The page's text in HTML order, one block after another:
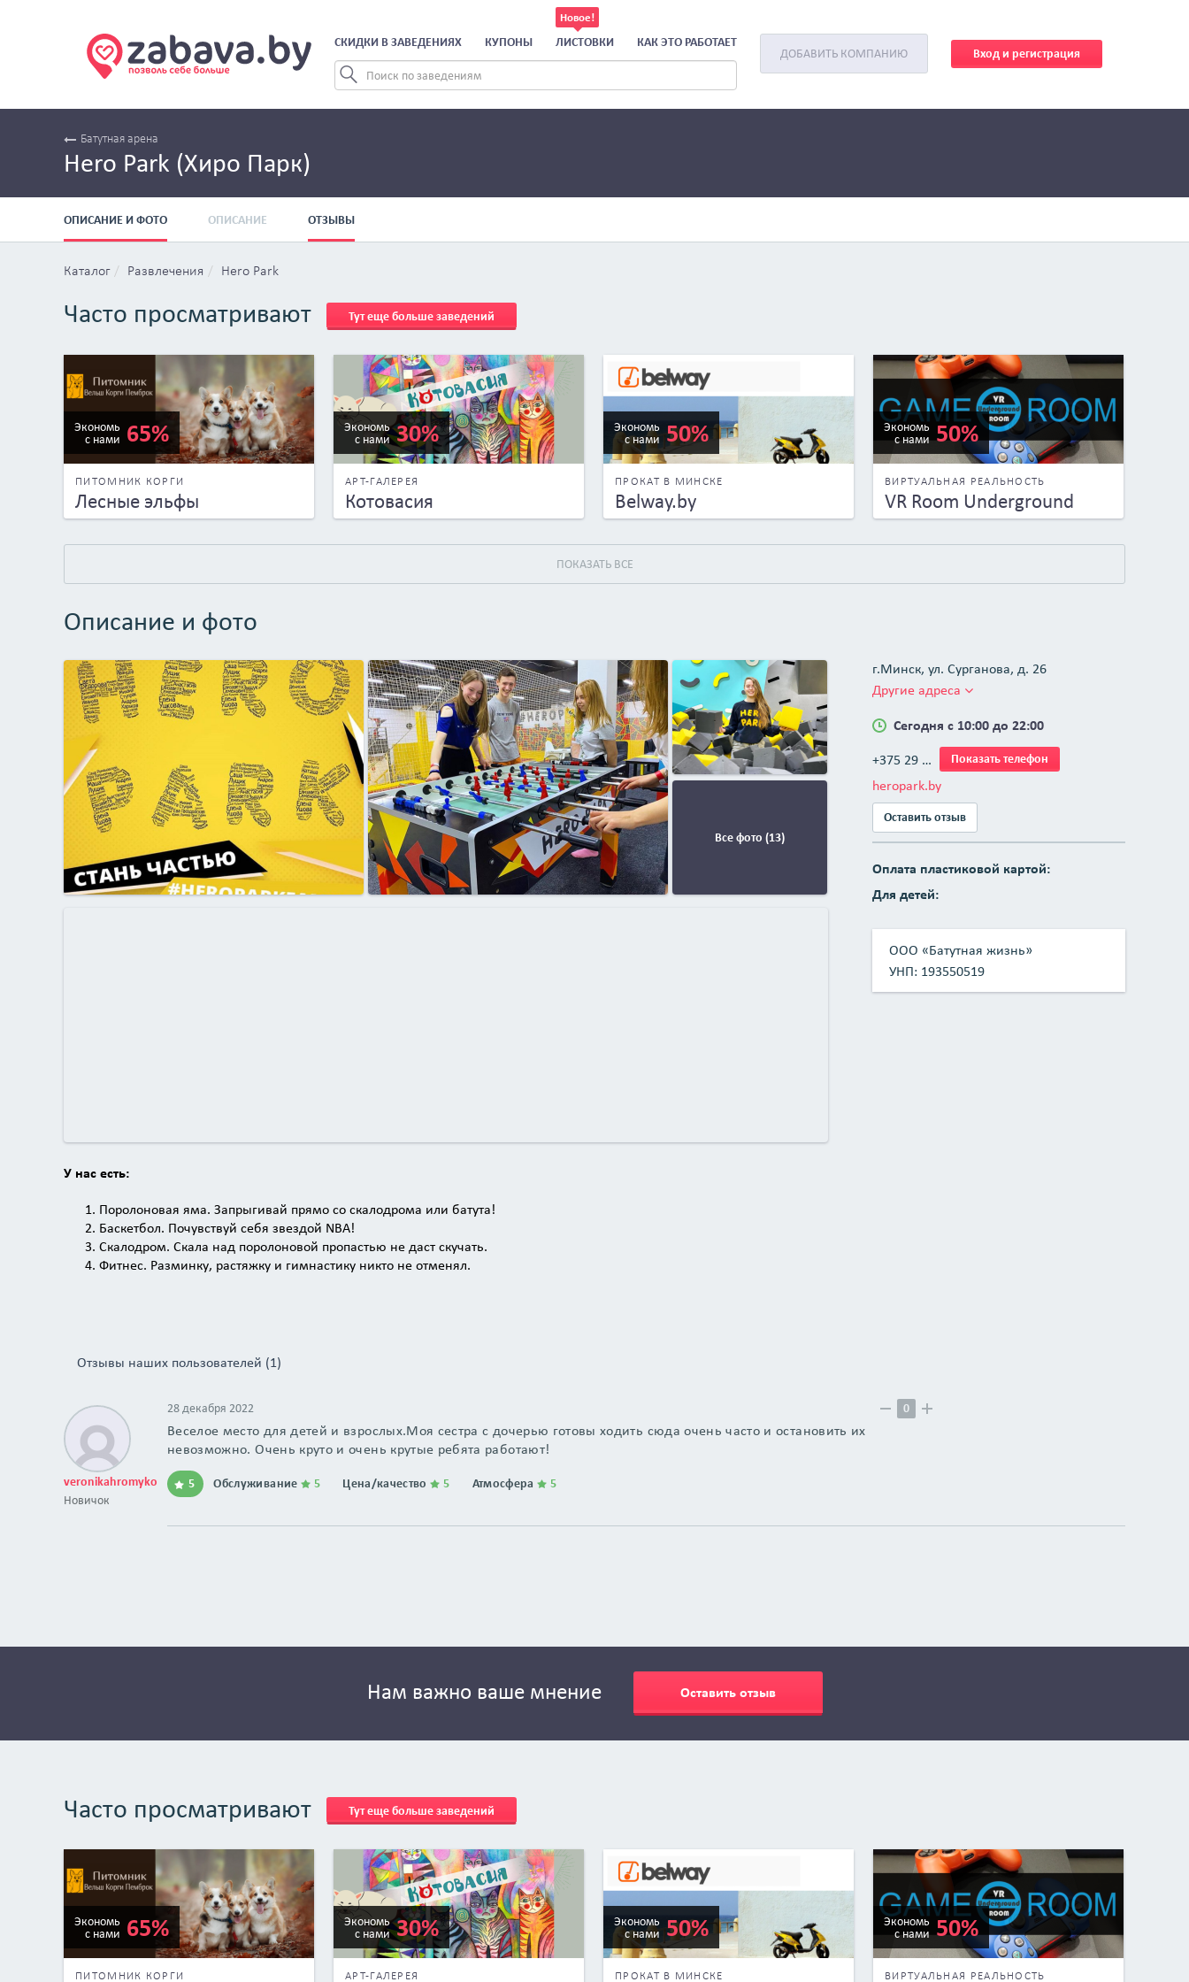
СКИДКИ В ЗАВЕДЕНИЯХ КУПОНЫ ЛИСТОВКИ КАК ЭТО РАБОТАЕТ
ДОБАВИТЬ КОМПАНИЮ Вход и регистрация
Батутная арена
Hero Park (Хиро Парк)
ОПИСАНИЕ И ФОТО ОПИСАНИЕ ОТЗЫВЫ
Каталог Развлечения Hero Park
Часто просматривают Тут еще больше заведений
Экономь
с нами 65%
ПИТОМНИК КОРГИ
Лесные эльфы
Экономь
с нами 30%
АРТ-ГАЛЕРЕЯ
Котовасия
Экономь
с нами 50%
ПРОКАТ В МИНСКЕ
Belway.by
Экономь
с нами 50%
ВИРТУАЛЬНАЯ РЕАЛЬНОСТЬ
VR Room Underground
ПОКАЗАТЬ ВСЕ
Описание и фото
Все фото (13)
У нас есть:
Поролоновая яма. Запрыгивай прямо со скалодрома или батута!
Баскетбол. Почувствуй себя звездой NBA!
Скалодром. Скала над поролоновой пропастью не даст скучать.
Фитнес. Разминку, растяжку и гимнастику никто не отменял.
г.Минск, ул. Сурганова, д. 26
Другие адреса
Сегодня с 10:00 до 22:00
+375 29 … Показать телефон
heropark.by
Оставить отзыв
Оплата пластиковой картой:
Для детей:
ООО «Батутная жизнь»
УНП: 193550519
Отзывы наших пользователей (1)
veronikahromyko
Новичок
28 декабря 2022 0
Веселое место для детей и взрослых.Моя сестра с дочерью готовы ходить сюда очень часто и остановить их
невозможно. Очень круто и очень крутые ребята работают!
5 Обслуживание 5 Цена/качество 5 Атмосфера 5
Нам важно ваше мнение Оставить отзыв
Часто просматривают Тут еще больше заведений
Экономь
с нами 65%
ПИТОМНИК КОРГИ
Экономь
с нами 30%
АРТ-ГАЛЕРЕЯ
Экономь
с нами 50%
ПРОКАТ В МИНСКЕ
Экономь
с нами 50%
ВИРТУАЛЬНАЯ РЕАЛЬНОСТЬ